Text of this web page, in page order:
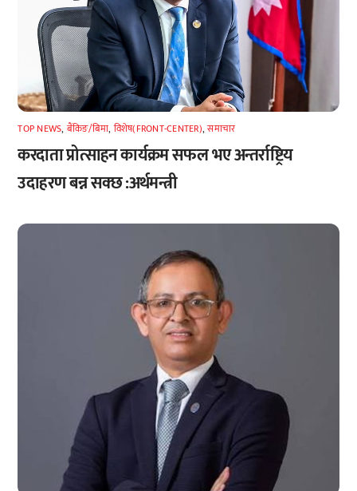
TOP NEWS, बैंकिङ/बिमा, विशेष(FRONT-CENTER),समाचार
करदाता प्रोत्साहन कार्यक्रम सफल भए अन्तर्राष्ट्रिय
उदाहरण बन्न सक्छ :अर्थमन्त्री